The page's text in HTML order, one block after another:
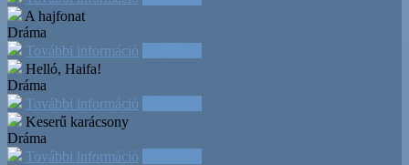
A hajfonat
Dráma
További információ
Helló, Haifa!
Dráma
További információ
Keserű karácsony
Dráma
További információ